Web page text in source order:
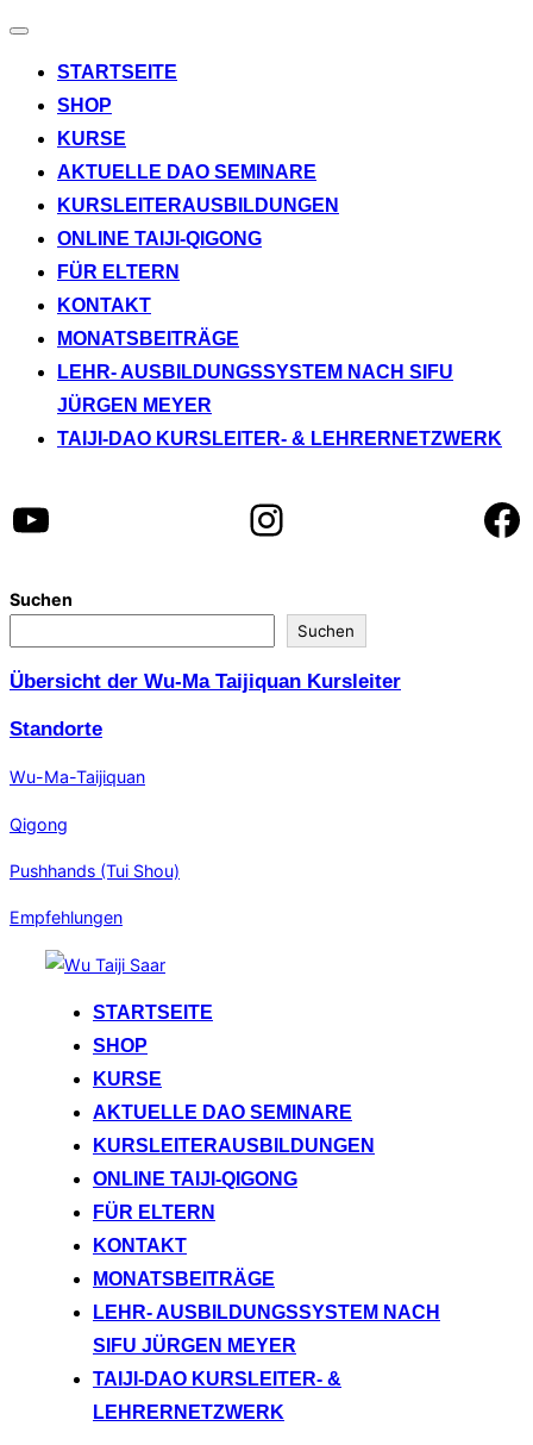
Navigation
STARTSEITE
SHOP
KURSE
AKTUELLE DAO SEMINARE
KURSLEITERAUSBILDUNGEN
ONLINE TAIJI-QIGONG
FÜR ELTERN
KONTAKT
MONATSBEITRÄGE
LEHR- AUSBILDUNGSSYSTEM NACH SIFU
JÜRGEN MEYER
TAIJI-DAO KURSLEITER- & LEHRERNETZWERK
YouTube Instagram
Suchen
Suchen
Übersicht der Wu-Ma Taijiquan Kursleiter
Standorte
Wu-Ma-Taijiquan
Qigong
Pushhands (Tui Shou)
Empfehlungen
springen
STARTSEITE
SHOP
KURSE
AKTUELLE DAO SEMINARE
KURSLEITERAUSBILDUNGEN
ONLINE TAIJI-QIGONG
FÜR ELTERN
KONTAKT
MONATSBEITRÄGE
LEHR- AUSBILDUNGSSYSTEM NACH
SIFU JÜRGEN MEYER
TAIJI-DAO KURSLEITER- &
LEHRERNETZWERK